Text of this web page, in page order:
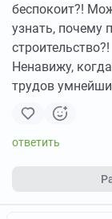
беспокоит?!
узнать, почему
строительство?!
Ненавижу,
трудов